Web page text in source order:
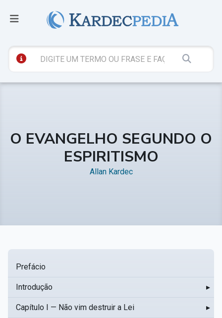
O EVANGELHO SEGUNDO O
ESPIRITISMO
Allan Kardec
Prefácio
Introdução ▸
Capítulo I — Não vim destruir a Lei ▸